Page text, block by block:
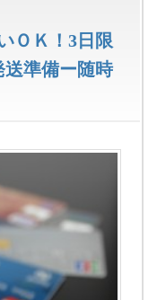
ＯＫ！3日限
送準備ー随時